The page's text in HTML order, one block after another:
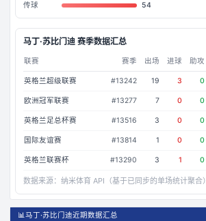
传球
54
马丁·苏比门迪赛季数据汇总
联赛 赛季 出场 进球 助攻
英格兰超级联赛 #13242 19 3 0
欧洲冠军联赛 #13277 7 0 0
英格兰足总杯赛 #13516 3 0 0
国际友谊赛 #13814 1 0 0
英格兰联赛杯 #13290 3 1 0
数据来源： 纳米体育 API（基于已同步的单场统计聚合）
📊马丁·苏比门迪近期数据汇总